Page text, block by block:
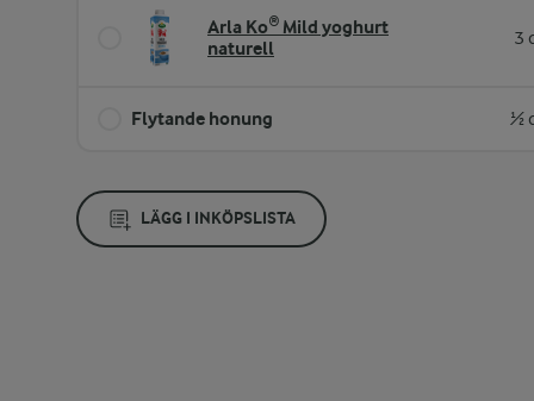
Arla Ko® Mild yoghurt
naturell
3
Flytande honung ½
LÄGG I INKÖPSLISTA